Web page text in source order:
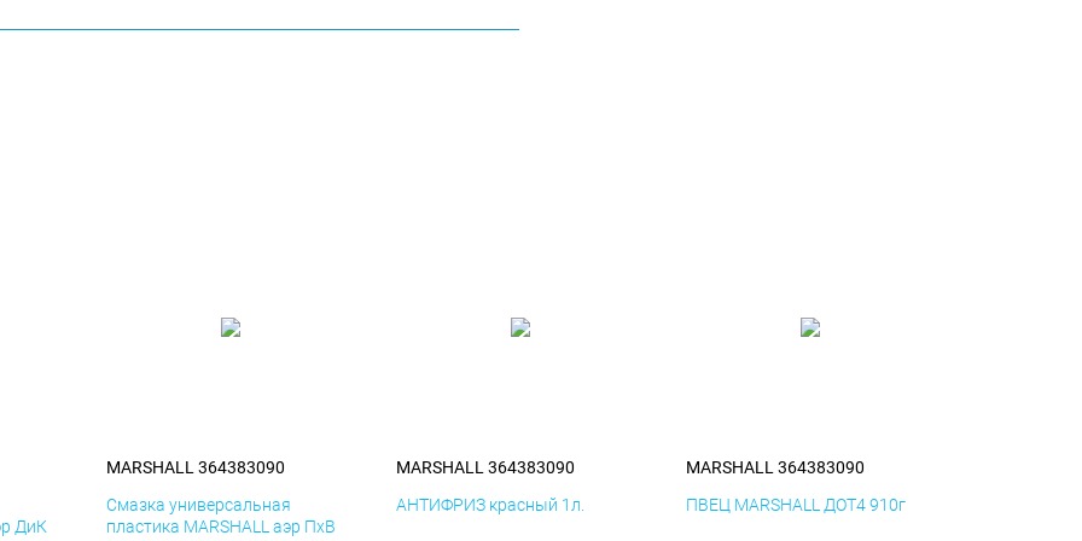
ДиК
MARSHALL 364383090
Смазка универсальная
пластика MARSHALL аэр ПхВ
MARSHALL 364383090
АНТИФРИЗ красный 1л.
MARSHALL 364383090
ПВЕЦ MARSHALL ДОТ4 910г